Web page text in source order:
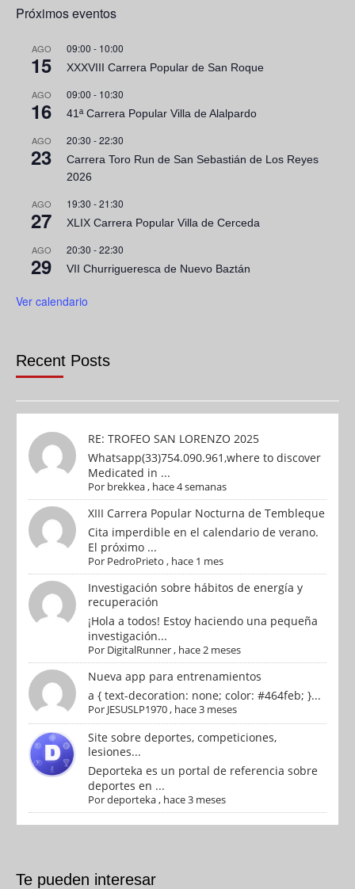
Próximos eventos
AGO
15
09:00 - 10:00
XXXVIII Carrera Popular de San Roque
AGO
16
09:00 - 10:30
41ª Carrera Popular Villa de Alalpardo
AGO
23
20:30 -22:30
Carrera Toro Run de San Sebastián de Los Reyes
2026
AGO
27
19:30 -21:30
XLIX Carrera Popular Villa de Cerceda
AGO
29
20:30 -22:30
VII Churrigueresca de Nuevo Baztán
Ver calendario
Recent Posts
RE: TROFEO SAN LORENZO 2025
Whatsapp(33)754.090.961,where to discover
Medicated in ...
Por brekkea, hace 4 semanas
XIII Carrera Popular Nocturna de Tembleque
Cita imperdible en el calendario de verano.
El próximo ...
Por PedroPrieto , hace 1 mes
Investigación sobre hábitos de energía y
recuperación
¡Hola a todos! Estoy haciendo una pequeña
investigación...
Por DigitalRunner, hace 2 meses
Nueva app para entrenamientos
a { text-decoration: none; color: #464feb; }...
Por JESUSLP1970, hace 3 meses
Site sobre deportes, competiciones,
lesiones...
Deporteka es un portal de referencia sobre
deportes en ...
Pordeporteka, hace 3 meses
Te pueden interesar